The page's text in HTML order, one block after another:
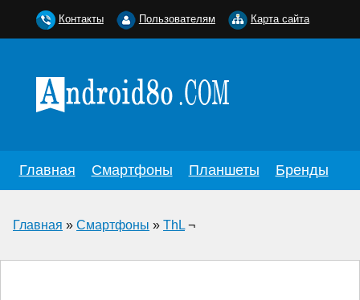
Главная Смартфоны Планшеты Бренды
Главная » Смартфоны » ThL ¬
Контакты Пользователям Карта сайта